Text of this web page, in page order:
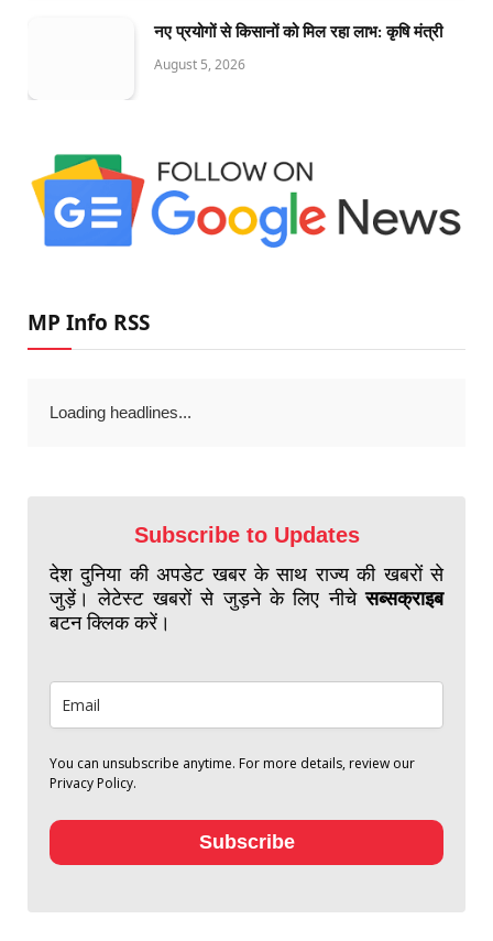
नए प्रयोगों से किसानों को मिल रहा लाभ: कृषि मंत्री
August 5, 2026
MP Info RSS
Loading headlines...
Subscribe to Updates
देश दुनिया की अपडेट खबर के साथ राज्य की खबरों से
जुड़ें। लेटेस्ट खबरों से जुड़ने के लिए नीचेसब्सक्राइब
बटन क्लिक करें।
You can unsubscribe anytime. For more details, review our
Privacy Policy.
Subscribe